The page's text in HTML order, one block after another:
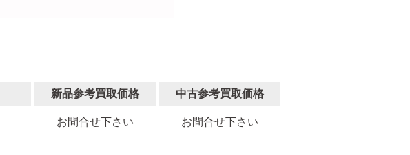
新品参考買取価格 中古参考買取価格
お問合せ下さい お問合せ下さい